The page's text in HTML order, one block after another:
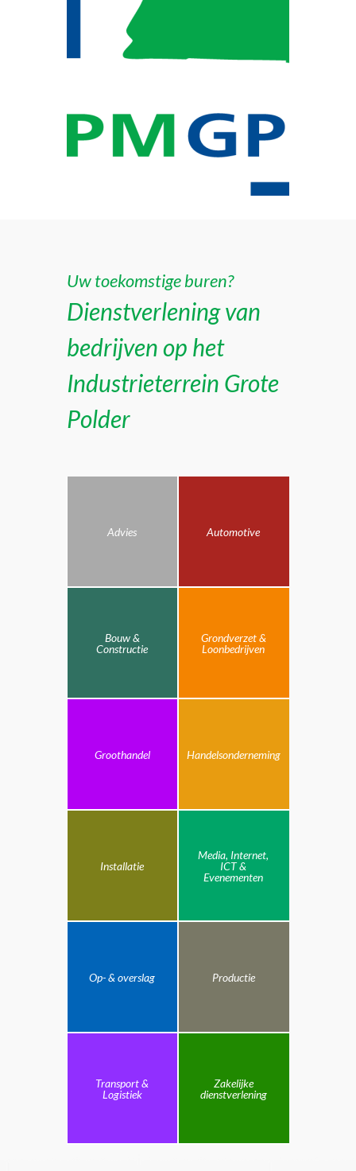
Uw toekomstige buren?
Dienstverlening van
bedrijven op het
Industrieterrein Grote
Polder
Advies Automotive
Bouw &
Constructie
Grondverzet &
Loonbedrijven
Groothandel Handelsonderneming
Installatie
Media, Internet,
ICT &
Evenementen
Op- & overslag Productie
Transport &
Logistiek
Zakelijke
dienstverlening